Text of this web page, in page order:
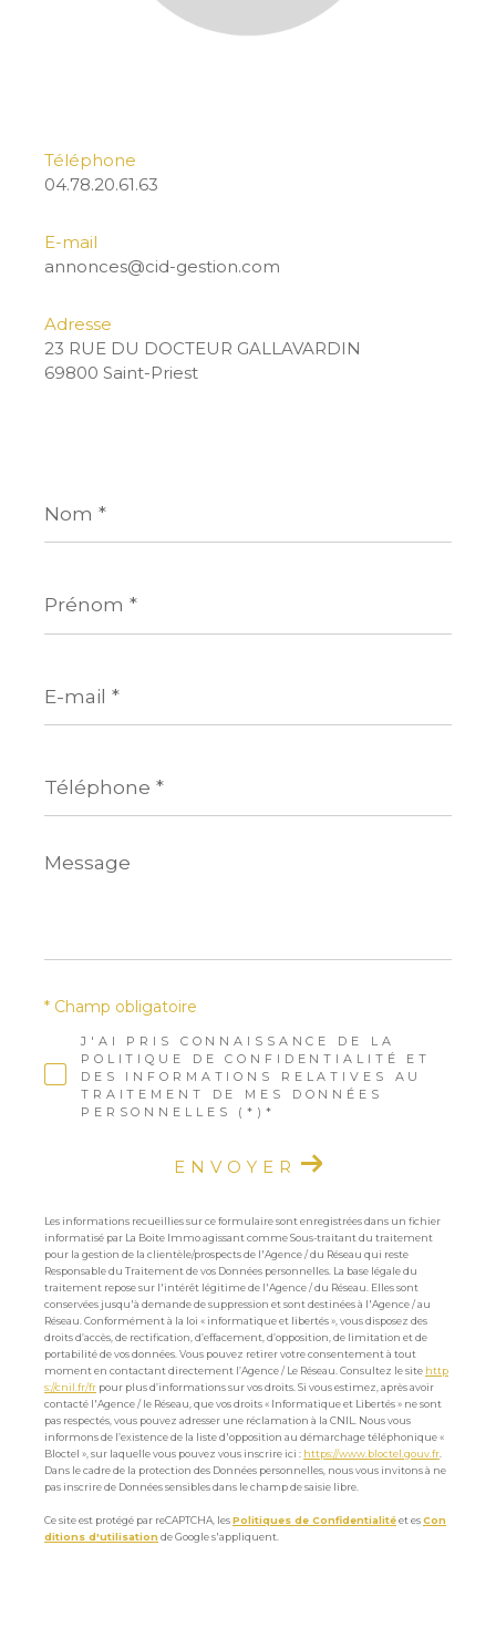
Téléphone
04.78.20.61.63
E-mail
annonces@cid-gestion.com
Adresse
23 RUE DU DOCTEUR GALLAVARDIN
69800 Saint-Priest
*
*
mail
*
*
Message
*
J'AI PRIS CONNAISSANCE DE LA
POLITIQUE DE CONFIDENTIALITÉ ET
DES INFORMATIONS RELATIVES AU
TRAITEMENT DE MES DONNÉES
PERSONNELLES (*)*
* Champ obligatoire
ENVOYER
Les informations recueillies sur ce formulaire sont enregistrées dans un fichier
informatisé par La Boite Immo agissant comme Sous-traitant du traitement
pour la gestion de la clientèle/prospects de l'Agence / du Réseau qui reste
Responsable du Traitement de vos Données personnelles. La base légale du
traitement repose sur l'intérêt légitime de l'Agence / du Réseau. Elles sont
conservées jusqu'à demande de suppression et sont destinées à l'Agence / au
Réseau. Conformément à la loi « informatique et libertés », vous disposez des
droits d’accès, de rectification, d’effacement, d’opposition, de limitation et de
portabilité de vos données. Vous pouvez retirer votre consentement à tout
moment en contactant directement l’Agence / Le Réseau. Consultez le site http
s://cnil.fr/fr pour plus d’informations sur vos droits. Si vous estimez, après avoir
contacté l'Agence / le Réseau, que vos droits « Informatique et Libertés » ne sont
pas respectés, vous pouvez adresser une réclamation à la CNIL. Nous vous
informons de l’existence de la liste d'opposition au démarchage téléphonique «
Bloctel », sur laquelle vous pouvez vous inscrire ici : https://www.bloctel.gouv.fr
Dans le cadre de la protection des Données personnelles, nous vous invitons à ne
pas inscrire de Données sensibles dans le champ de saisie libre.
Ce site est protégé par reCAPTCHA, lesPolitiques de Confidentialitéet esCon
ditions d'utilisation de Google s'appliquent.